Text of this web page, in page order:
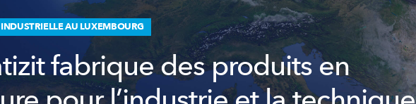
AU LUXEMBOURG
fabrique des produits en